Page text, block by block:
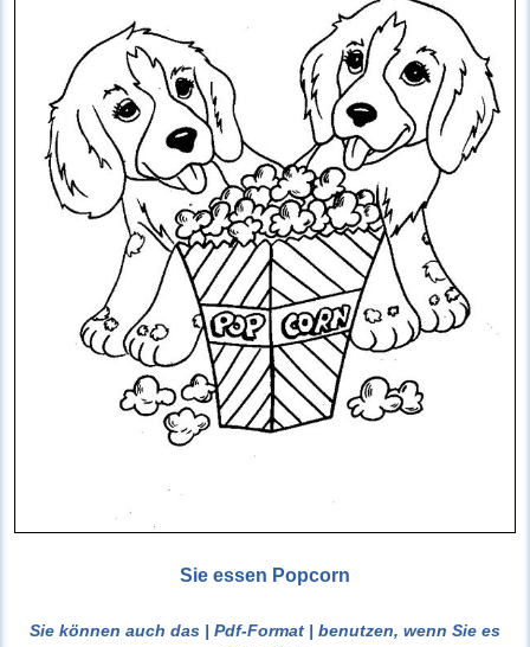
Sie essen Popcorn
Sie können auch das | Pdf-Format | benutzen, wenn Sie es